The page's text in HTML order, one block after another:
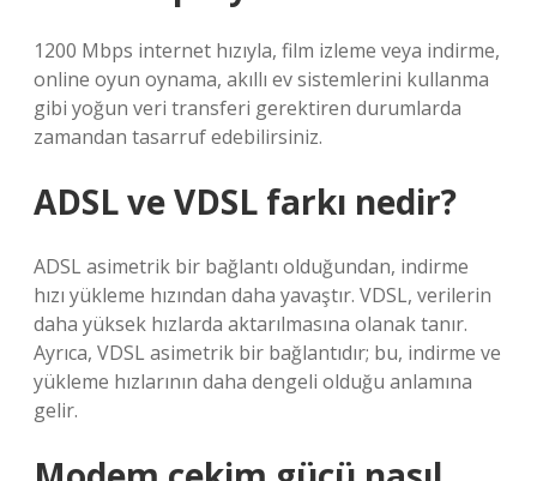
1200 Mbps internet hızıyla, film izleme veya indirme,
online oyun oynama, akıllı ev sistemlerini kullanma
gibi yoğun veri transferi gerektiren durumlarda
zamandan tasarruf edebilirsiniz.
ADSL ve VDSL farkı nedir?
ADSL asimetrik bir bağlantı olduğundan, indirme
hızı yükleme hızından daha yavaştır. VDSL, verilerin
daha yüksek hızlarda aktarılmasına olanak tanır.
Ayrıca, VDSL asimetrik bir bağlantıdır; bu, indirme ve
yükleme hızlarının daha dengeli olduğu anlamına
gelir.